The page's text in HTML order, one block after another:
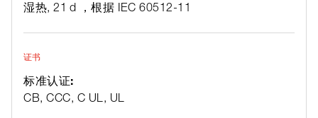
湿热, 21 d ，根据 IEC 60512-11
证书
标准认证:
CB, CCC, C UL, UL